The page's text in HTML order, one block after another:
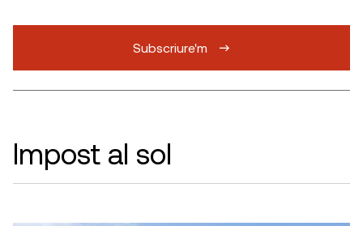
Subscriure'm
Impost al sol